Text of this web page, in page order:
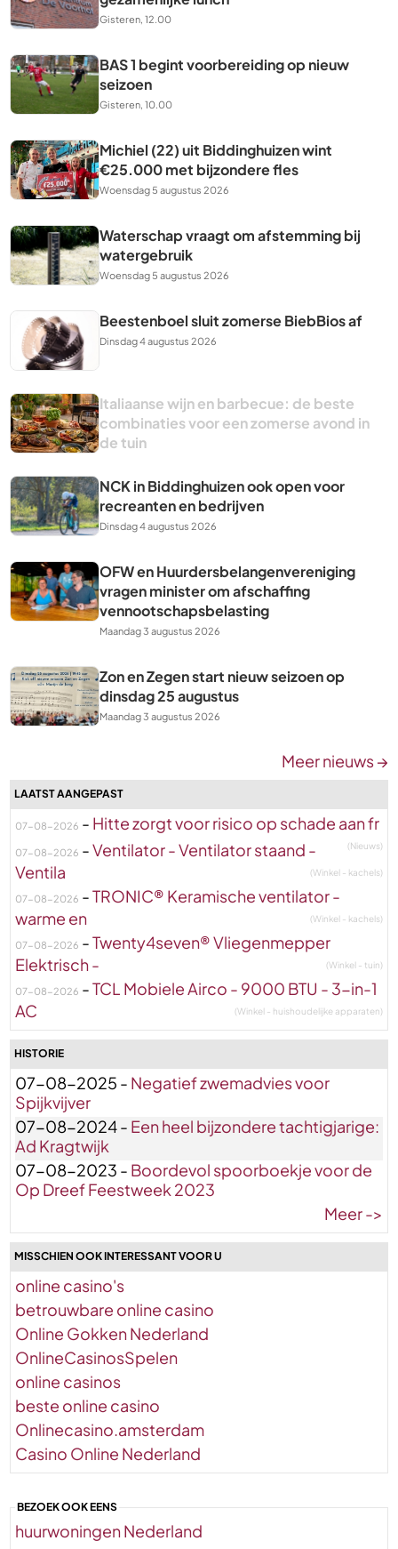
Gisteren, 12.00
BAS 1 begint voorbereiding op nieuw
seizoen
Gisteren, 10.00
Michiel (22) uit Biddinghuizen wint
€25.000 met bijzondere fles
Woensdag 5 augustus 2026
Waterschap vraagt om afstemming bij
watergebruik
Woensdag 5 augustus 2026
Beestenboel sluit zomerse BiebBios af
Dinsdag 4 augustus 2026
Italiaanse wijn en barbecue: de beste
combinaties voor een zomerse avond in
de tuin
NCK in Biddinghuizen ook open voor
recreanten en bedrijven
Dinsdag 4 augustus 2026
OFW en Huurdersbelangenvereniging
vragen minister om afschaffing
vennootschapsbelasting
Maandag 3 augustus 2026
Zon en Zegen start nieuw seizoen op
dinsdag 25 augustus
Maandag 3 augustus 2026
Meer nieuws →
LAATST AANGEPAST
07-08-2026 - Hitte zorgt voor risico op schade aan fr
(Nieuws)
07-08-2026 -Ventilator - Ventilator staand -
Ventila
(Winkel - kachels)
07-08-2026 -TRONIC® Keramische ventilator -
warme en
(Winkel - kachels)
07-08-2026 -Twenty4seven® Vliegenmepper
Elektrisch -
(Winkel - tuin)
07-08-2026 -TCL Mobiele Airco - 9000 BTU - 3-in-1
AC
(Winkel - huishoudelijke apparaten)
HISTORIE
07-08-2025 - Negatief zwemadvies voor
Spijkvijver
07-08-2024 - Een heel bijzondere tachtigjarige:
Ad Kragtwijk
07-08-2023 - Boordevol spoorboekje voor de
Op Dreef Feestweek 2023
Meer ->
MISSCHIEN OOK INTERESSANT VOOR U
online casino's
betrouwbare online casino
Online Gokken Nederland
OnlineCasinosSpelen
online casinos
beste online casino
Onlinecasino.amsterdam
Casino Online Nederland
BEZOEK OOK EENS
huurwoningen Nederland